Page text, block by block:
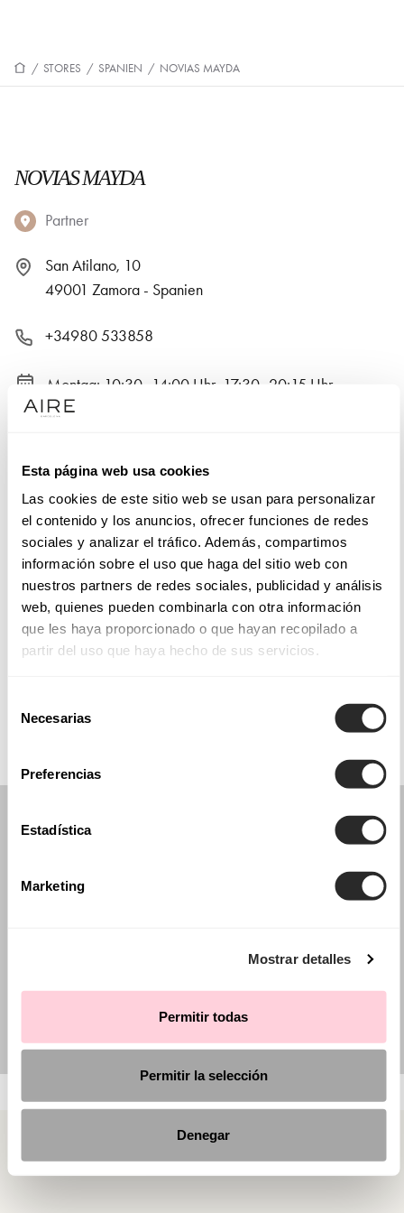
Esta página web usa cookies
Las cookies de este sitio web se usan para personalizar
el contenido y los anuncios, ofrecer funciones de redes
sociales y analizar el tráfico. Además, compartimos
información sobre el uso que haga del sitio web con
nuestros partners de redes sociales, publicidad y análisis
web, quienes pueden combinarla con otra información
que les haya proporcionado o que hayan recopilado a
partir del uso que haya hecho de sus servicios.
Necesarias
Preferencias
Estadística
Marketing
Mostrar detalles
Permitir todas
Permitir la selección
Denegar
/ STORES / SPANIEN / NOVIAS MAYDA
NOVIAS MAYDA
Partner
San Atilano, 10
49001 Zamora - Spanien
+34980 533858
Montag: 10:30–14:00 Uhr, 17:30–20:15 Uhr
Dienstag: 10:30–14:00 Uhr, 17:30–20:15 Uhr
Freitag: 10:30–14:00 Uhr, 17:30–20:15 Uhr
Samstag: 10:30–14:00 Uhr
Sonntag: Geschlossen
TERMIN VEREINBAREN
KOLLEKTIONEN